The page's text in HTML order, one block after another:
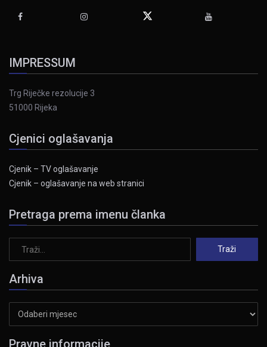
IMPRESSUM
Trg Riječke rezolucije 3
51000 Rijeka
Cjenici oglašavanja
Cjenik – TV oglašavanje
Cjenik – oglašavanje na web stranici
Pretraga prema imenu članka
Arhiva
Pravne informacije